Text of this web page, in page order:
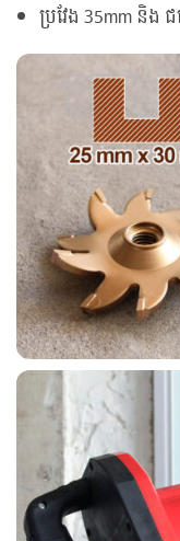
ប្រវែង 35mm និង